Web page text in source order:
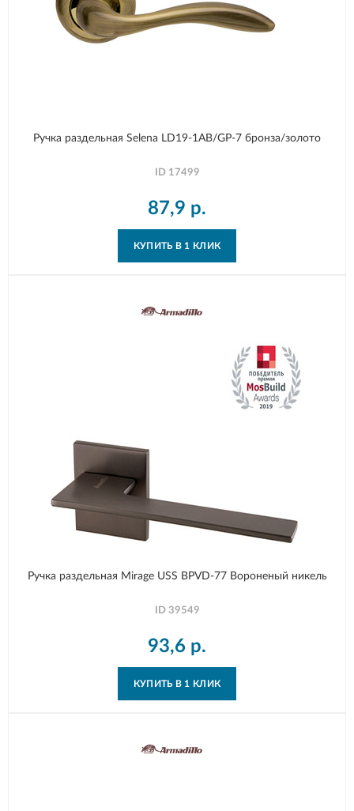
Ручка раздельная Selena LD19-1AB/GP-7 бронза/золото
ID 17499
87,9 р.
КУПИТЬ В 1 КЛИК
Ручка раздельная Mirage USS BPVD-77 Вороненый никель
ID 39549
93,6 р.
КУПИТЬ В 1 КЛИК